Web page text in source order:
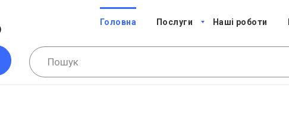
Головна Послуги Наші роботи